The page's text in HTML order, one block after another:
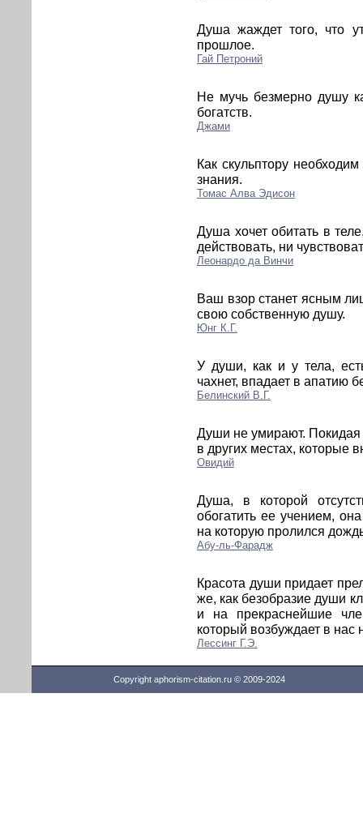
Душа жаждет того, что
прошлое.
Гай Петроний
Не мучь безмерно душу
богатств.
Джами
Как скульптору
знания.
Томас Алва Эдисон
Душа хочет обитать в
действовать, ни
Леонардо да Винчи
Ваш взор станет ясным
свою собственную душу.
Юнг К.Г.
У души, как и у тела,
чахнет, впадает в апатию
Белинский В.Г.
Души не умирают.
в других местах, которые
Овидий
Душа, в которой
обогатить ее учением,
на которую пролился
Абу-ль-Фарадж
Красота души придает
же, как безобразие души
и на прекраснейшие
который возбуждает в
Лессинг Г.Э.
Copyright aphorism-citation.ru © 2009-2024